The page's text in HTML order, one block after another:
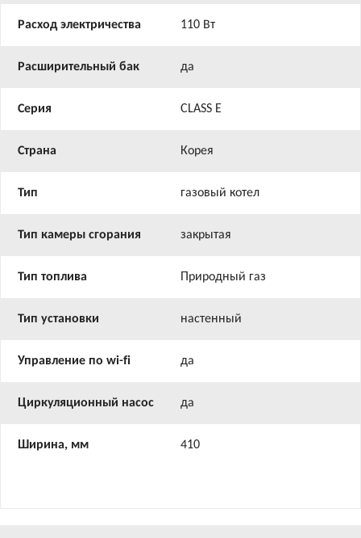
Расход электричества 110 Вт
Расширительный бак да
Серия CLASS E
Страна Корея
Тип газовый котел
Тип камеры сгорания закрытая
Тип топлива Природный газ
Тип установки настенный
Управление по wi-fi да
Циркуляционный насос да
Ширина, мм 410